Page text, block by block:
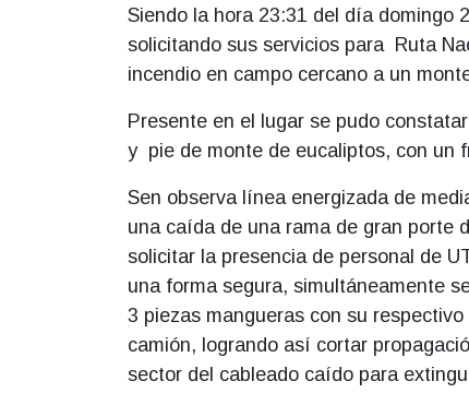
Siendo la hora 23:31 del día domingo
solicitando sus servicios para Ruta
incendio en campo cercano a un
Presente en el lugar se pudo
y pie de monte de eucaliptos, con un
Sen observa línea energizada de
una caída de una rama de gran porte
solicitar la presencia de personal de
una forma segura, simultáneamente
3 piezas mangueras con su
camión, logrando así cortar
sector del cableado caído para